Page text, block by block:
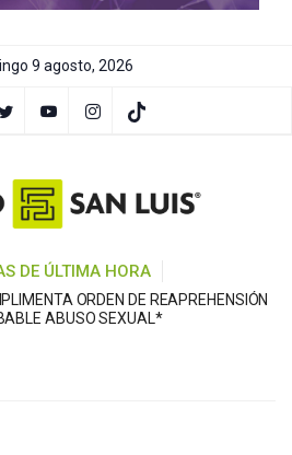
9 agosto, 2026
DE ÚLTIMA HORA
ORDEN DE REAPREHENSIÓN
ABUSO SEXUAL*